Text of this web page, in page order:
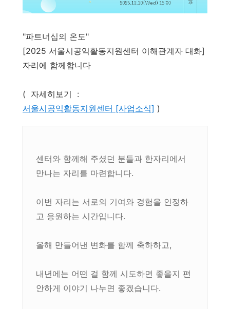
"파트너십의 온도"
[2025 서울시공익활동지원센터 이해관계자 대화]
자리에 함께합니다
( 자세히보기 :
서울시공익활동지원센터 [사업소식] )
센터와 함께해 주셨던 분들과 한자리에서
만나는 자리를 마련합니다.
이번 자리는 서로의 기여와 경험을 인정하
고 응원하는 시간입니다.
올해 만들어낸 변화를 함께 축하하고,
내년에는 어떤 걸 함께 시도하면 좋을지 편
안하게 이야기 나누면 좋겠습니다.